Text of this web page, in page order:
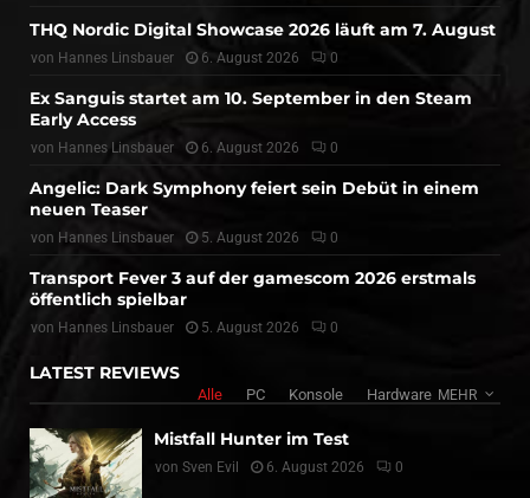
THQ Nordic Digital Showcase 2026 läuft am 7. August
von Hannes Linsbauer 6. August 2026 0
Ex Sanguis startet am 10. September in den Steam
Early Access
von Hannes Linsbauer 6. August 2026 0
Angelic: Dark Symphony feiert sein Debüt in einem
neuen Teaser
von Hannes Linsbauer 5. August 2026 0
Transport Fever 3 auf der gamescom 2026 erstmals
öffentlich spielbar
von Hannes Linsbauer 5. August 2026 0
LATEST REVIEWS
Alle PC Konsole Hardware MEHR
Mistfall Hunter im Test
von Sven Evil 6. August 2026 0